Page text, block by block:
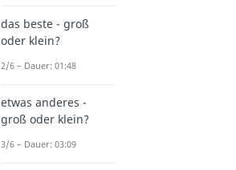
das beste - groß
oder klein?
2/6 – Dauer: 01:48
etwas anderes -
groß oder klein?
3/6 – Dauer: 03:09